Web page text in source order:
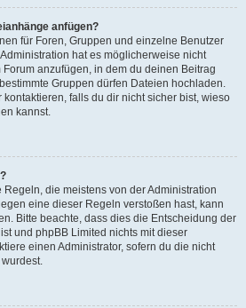
anfügen?
für Foren, Gruppen und einzelne Benutzer
hat es möglicherweise nicht
anzufügen, in dem du deinen Beitrag
Gruppen dürfen Dateien hochladen.
kontaktieren, falls du dir nicht sicher bist, wieso
kannst.
Regeln, die meistens von der Administration
eine dieser Regeln verstoßen hast, kann
Bitte beachte, dass dies die Entscheidung der
und phpBB Limited nichts mit dieser
einen Administrator, sofern du die nicht